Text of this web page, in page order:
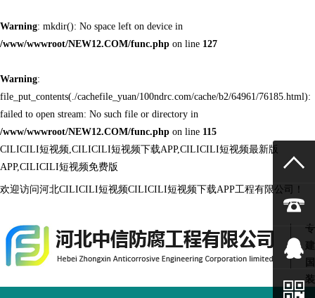
Warning: mkdir(): No space left on device in
/www/wwwroot/NEW12.COM/func.php on line 127
Warning:
file_put_contents(./cachefile_yuan/100ndrc.com/cache/b2/64961/76185.html):
failed to open stream: No such file or directory in
/www/wwwroot/NEW12.COM/func.php on line 115
CILICILI短视频,CILICILI短视频下载APP,CILICILI短视频最新版
APP,CILICILI短视频免费版
欢迎访问河北CILICILI短视频CILICILI短视频下载APP工程有限公司！